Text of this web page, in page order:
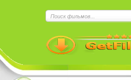
Нажмите на
!!!Если Вы с телефона